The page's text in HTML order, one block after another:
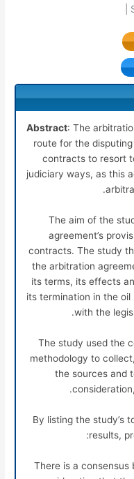
Abstract: The
route for the
contracts to resort
judiciary ways, as this
The aim of the
agreement’s
contracts. The study
the arbitration
its terms, its effects
its termination in the
with the
The study used the
methodology to
the sources and
By listing the study’s
results,
1-There is a